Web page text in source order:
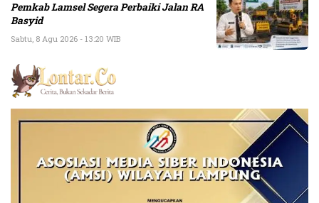
Pemkab Lamsel Segera Perbaiki Jalan RA
Basyid
Sabtu, 8 Agu 2026 - 13:20 WIB